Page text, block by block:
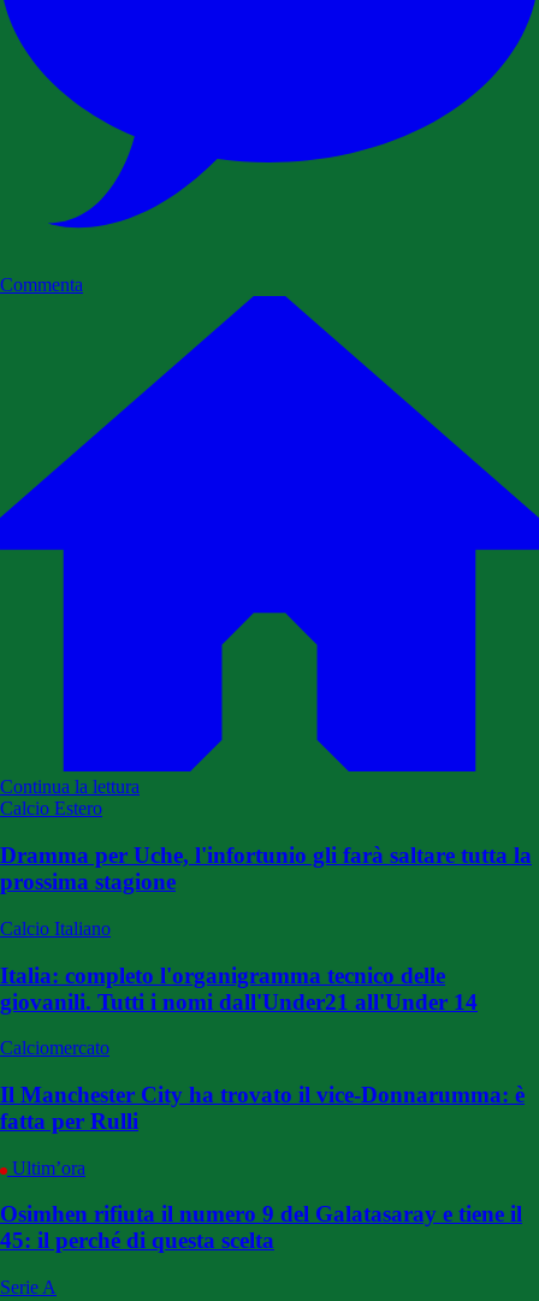
Commenta
Continua la lettura
Calcio Estero
Dramma per Uche, l'infortunio gli farà saltare tutta la
prossima stagione
Calcio Italiano
Italia: completo l'organigramma tecnico delle
giovanili. Tutti i nomi dall'Under21 all'Under 14
Calciomercato
Il Manchester City ha trovato il vice-Donnarumma: è
fatta per Rulli
Ultim’ora
Osimhen rifiuta il numero 9 del Galatasaray e tiene il
45: il perché di questa scelta
Serie A